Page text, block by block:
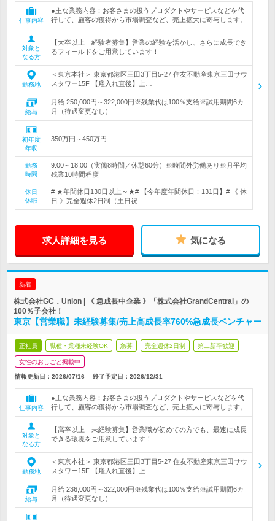
仕事内容
●主な業務内容：お客さまの扱うプロダクトやサービスなどを代
行して、顧客の獲得から市場調査など、売上拡大に寄与します。
対象と
なる方
【大卒以上｜経験者募集】営業の経験を活かし、さらに成長でき
るフィールドをご用意しています！
勤務地
＜東京本社＞ 東京都港区三田3丁目5-27 住友不動産東京三田サウ
スタワー15F 【雇入れ直後】上…
給与
月給 250,000円～322,000円※残業代は100％支給※試用期間6カ
月（待遇変更なし）
初年度
年収
350万円～450万円
勤務
時間
9:00～18:00（実働8時間／休憩60分）※時間外労働あり※月平均
残業10時間程度
休日
休暇
# ★年間休日130日以上～★# 【今年度年間休日：131日】# 《 休
日 》完全週休2日制（土日祝…
求人詳細を見る 気になる
新着
株式会社GC．Union | 《 急成長中企業 》「株式会社GrandCentral」の
100％子会社！
東京【営業職】未経験募集/売上高成長率760%急成長ベンチャー
正社員 職種・業種未経験OK 急募 完全週休2日制 第二新卒歓迎
女性のおしごと掲載中
情報更新日：2026/07/16 終了予定日： 2026/12/31
仕事内容
●主な業務内容：お客さまの扱うプロダクトやサービスなどを代
行して、顧客の獲得から市場調査など、売上拡大に寄与します。
対象と
なる方
【高卒以上｜未経験募集】営業職が初めての方でも、最速に成長
できる環境をご用意しています！
勤務地
＜東京本社＞ 東京都港区三田3丁目5-27 住友不動産東京三田サウ
スタワー15F 【雇入れ直後】上…
給与
月給 236,000円～322,000円※残業代は100％支給※試用期間6カ
月（待遇変更なし）